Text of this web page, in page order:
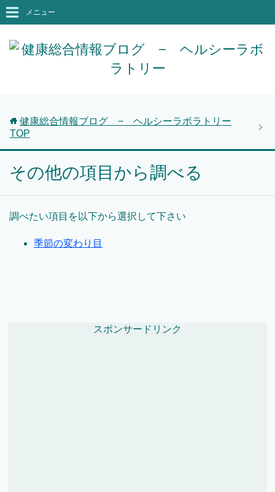
メニュー
健康総合情報ブログ − ヘルシーラボラトリー
TOP
その他の項目から調べる
調べたい項目を以下から選択して下さい
季節の変わり目
スポンサードリンク